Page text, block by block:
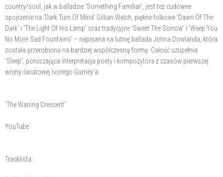
country/soul, jak w balladzie ‘Something Familiar’, jest też cudowne
spojrzenie na ‘Dark Turn Of Mind’ Gillian Welch, piękne folkowe ‘Dawn Of The
Dark’ i ‘The Light Of His Lamp’ oraz tradycyjne ‘Sweet The Sorrow’ i ‘Weep You
No More Sad Fountains’ – napisana na lutnię ballada Johna Dowlanda, która
została przerobiona na bardziej współczesną formę. Całość uzupełnia
‘Sleep’, poruszająca interpretacja poety i kompozytora z czasów pierwszej
wojny światowej Ivorego Gurney'a.
‘The Waning Crescent’
YouTube
Tracklista: